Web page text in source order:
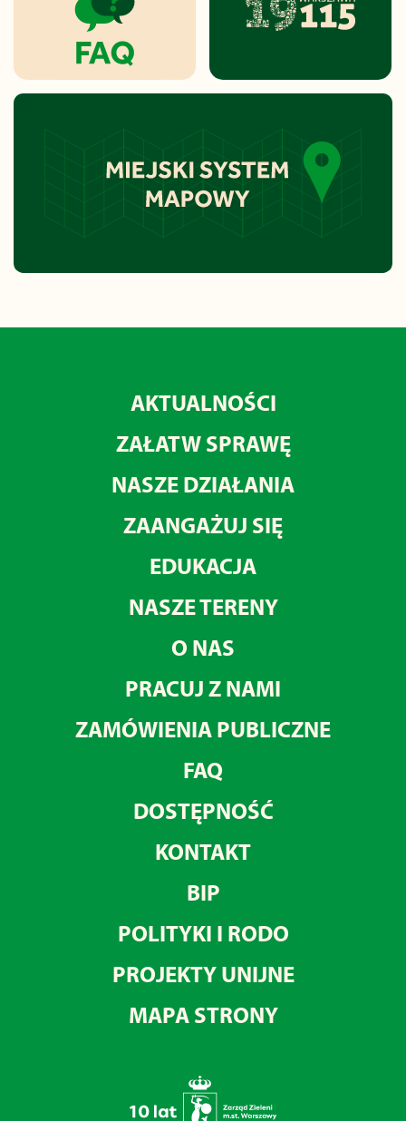
AKTUALNOŚCI
ZAŁATW SPRAWĘ
NASZE DZIAŁANIA
ZAANGAŻUJ SIĘ
EDUKACJA
NASZE TERENY
O NAS
PRACUJ Z NAMI
ZAMÓWIENIA PUBLICZNE
FAQ
DOSTĘPNOŚĆ
KONTAKT
BIP
POLITYKI I RODO
PROJEKTY UNIJNE
MAPA STRONY